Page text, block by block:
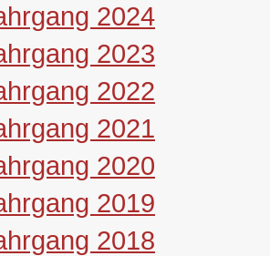
2024
2023
2022
2021
2020
2019
2018